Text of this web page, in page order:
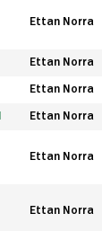
Ettan Norra
Ettan Norra
Ettan Norra
Ettan Norra
Ettan Norra
Ettan Norra